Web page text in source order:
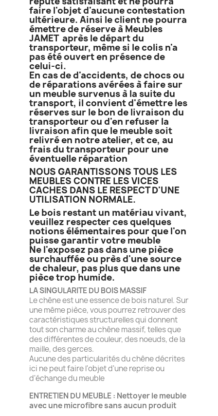
faire l'objet d'aucune contestation
ultérieure. Ainsi le client ne pourra
émettre de réserve à Meubles
JAMET après le départ du
transporteur, même si le colis n'a
pas été ouvert en présence de
celui-ci.
En cas de d'accidents, de chocs ou
de réparations avérées à faire sur
un meuble survenus à la suite du
transport, il convient d'émettre les
réserves sur le bon de livraison du
transporteur ou d'en refuser la
livraison afin que le meuble soit
relivré en notre atelier, et ce, au
frais du transporteur pour une
éventuelle réparation
NOUS GARANTISSONS TOUS LES
MEUBLES CONTRE LES VICES
CACHES DANS LE RESPECT D'UNE
UTILISATION NORMALE.
Le bois restant un matériau vivant,
veuillez respecter ces quelques
notions élémentaires pour que l'on
puisse garantir votre meuble
Ne l'exposez pas dans une pièce
surchauffée ou près d'une source
de chaleur, pas plus que dans une
pièce trop humide.
LA SINGULARITE DU BOIS MASSIF
Le chêne est une essence de bois naturel. Sur
une même pièce, vous pourrez retrouver des
caractéristiques structurelles qui donnent
tout son charme au chêne massif, telles que
des différentes de couleur, des noeuds, de la
maille, des gerces.
Aucune des particularités du chêne décrites
ici ne peut faire l'objet d'une reprise ou
d'échange du meuble
ENTRETIEN DU MEUBLE : Nettoyer le meuble
avec une microfibre sans aucun produit